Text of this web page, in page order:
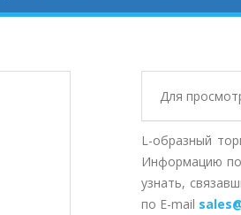
Для
L-образный
Информацию по
узнать,
по E-mail